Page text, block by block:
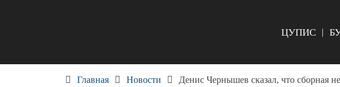
ЦУПИС
Главная Новости Денис Чернышев сказал, что сборная